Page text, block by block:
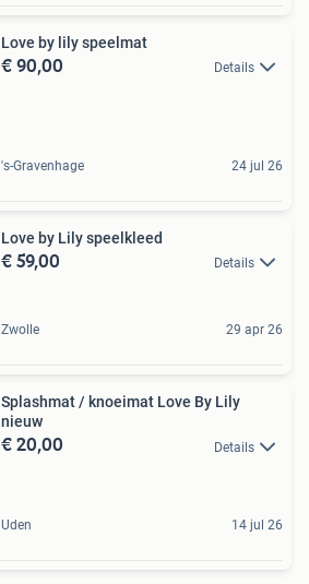
Love by lily speelmat
€ 90,00 Details
's-Gravenhage 24 jul 26
Love by Lily speelkleed
€ 59,00 Details
Zwolle 29 apr 26
Splashmat / knoeimat Love By Lily
nieuw
€ 20,00 Details
Uden 14 jul 26